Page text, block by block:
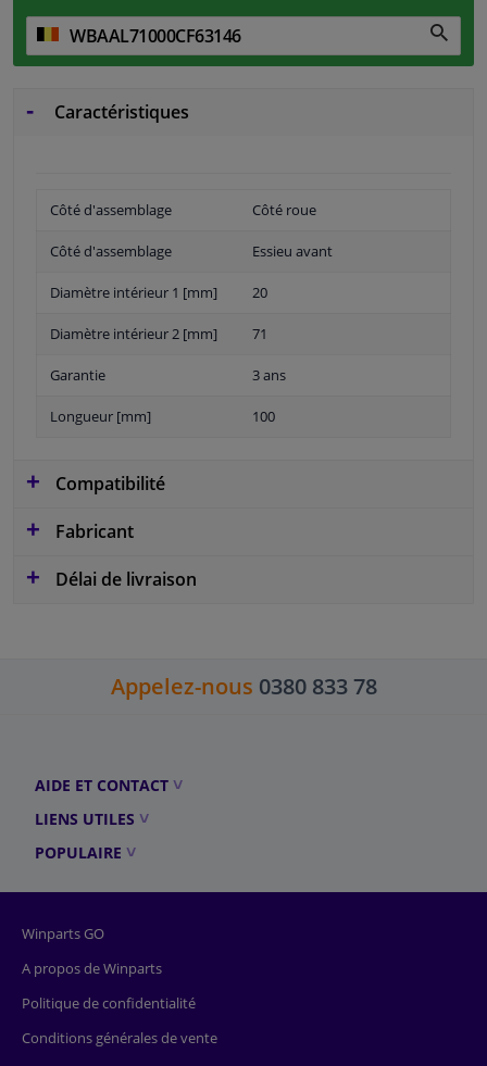
Caractéristiques
Côté d'assemblage Côté roue
Côté d'assemblage Essieu avant
Diamètre intérieur 1 [mm] 20
Diamètre intérieur 2 [mm] 71
Garantie 3 ans
Longueur [mm] 100
Compatibilité
Fabricant
Délai de livraison
Appelez-nous 0380 833 78
AIDE ET CONTACT
LIENS UTILES
POPULAIRE
Winparts GO
A propos de Winparts
Politique de confidentialité
Conditions générales de vente